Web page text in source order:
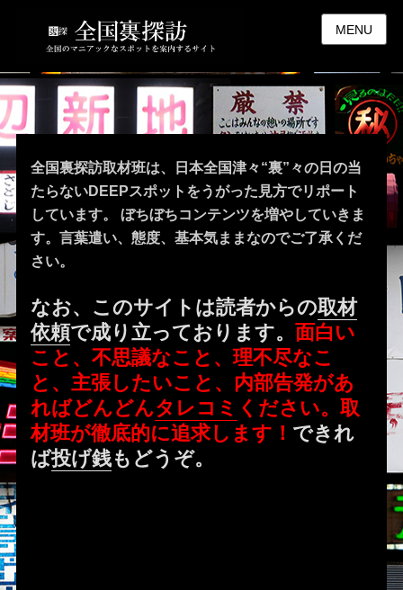
MENU
全国裏探訪取材班は、日本全国津々“裏”々の日の当
たらないDEEPスポットをうがった見方でリポート
しています。 ぼちぼちコンテンツを増やしていきま
す。言葉遣い、態度、基本気ままなのでご了承くだ
さい。
なお、このサイトは読者からの取材
依頼で成り立っております。面白い
こと、不思議なこと、理不尽なこ
と、主張したいこと、内部告発があ
ればどんどんタレコミ ください。取
材班が徹底的に追求します！ できれ
ば投げ銭もどうぞ。